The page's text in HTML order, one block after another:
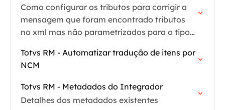
Como configurar os tributos para corrigir a
mensagem que foram encontrado tributos
no xml mas não parametrizados para o tipo
Totvs RM - Automatizar tradução de itens por
NCM
Totvs RM - Metadados do Integrador
Detalhes dos metadados existentes